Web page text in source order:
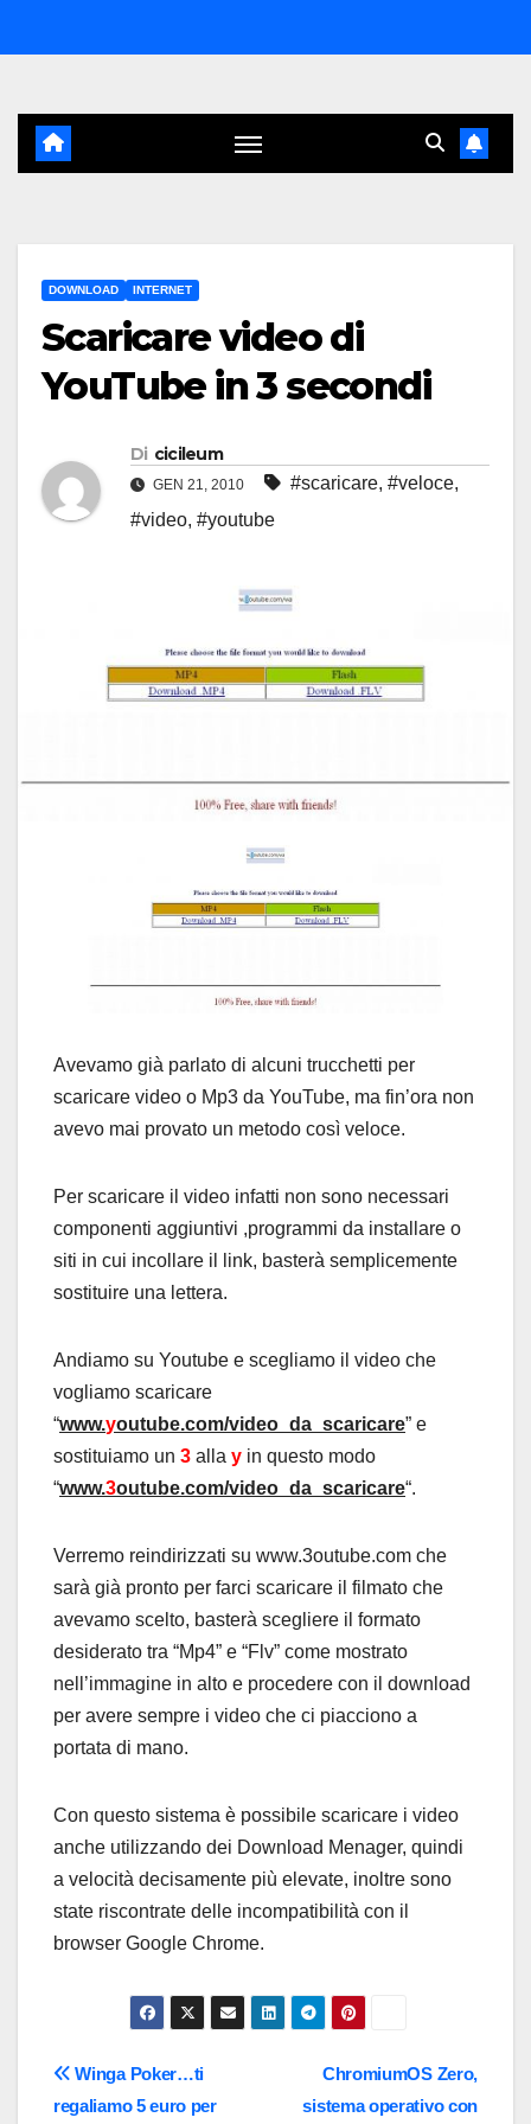
al
DOWNLOAD INTERNET
Scaricare video di
YouTube in 3 secondi
Di cicileum
GEN 21, 2010 #scaricare, #veloce,
#video, #youtube
Avevamo già parlato di alcuni trucchetti per
scaricare video o Mp3 da YouTube, ma fin’ora non
avevo mai provato un metodo così veloce.
Per scaricare il video infatti non sono necessari
componenti aggiuntivi ,programmi da installare o
siti in cui incollare il link, basterà semplicemente
sostituire una lettera.
Andiamo su Youtube e scegliamo il video che
vogliamo scaricare
“www.youtube.com/video_da_scaricare” e
sostituiamo un 3 alla y in questo modo
“www.3outube.com/video_da_scaricare“.
Verremo reindirizzati su www.3outube.com che
sarà già pronto per farci scaricare il filmato che
avevamo scelto, basterà scegliere il formato
desiderato tra “Mp4” e “Flv” come mostrato
nell’immagine in alto e procedere con il download
per avere sempre i video che ci piacciono a
portata di mano.
Con questo sistema è possibile scaricare i video
anche utilizzando dei Download Menager, quindi
a velocità decisamente più elevate, inoltre sono
state riscontrate delle incompatibilità con il
browser Google Chrome.
Navigazione
ChromiumOS Zero,
sistema operativo con
Winga Poker…ti
regaliamo 5 euro per